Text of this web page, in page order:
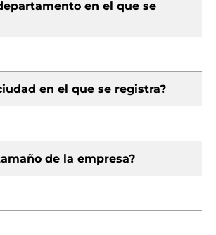
en el que se
en el que se registra?
de la empresa?